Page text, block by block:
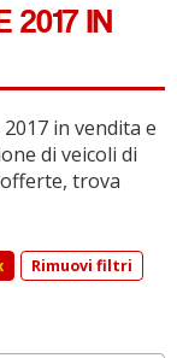
2017 IN
in vendita e
di veicoli di
trova
Rimuovi filtri